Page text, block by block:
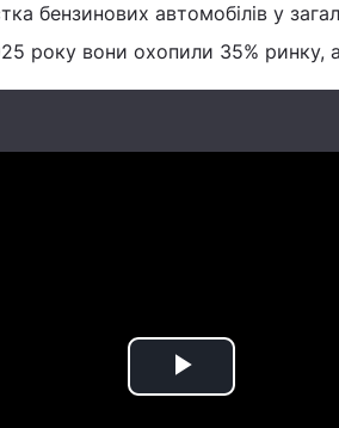
бензинових автомобілів у
року вони охопили 35% ринку,
Play